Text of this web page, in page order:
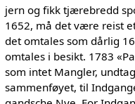
jern og fikk tjærebredd
1652, må det være reist
det omtales som dårlig
omtales i besikt. 1783
som intet Mangler,
sammenføyet, til